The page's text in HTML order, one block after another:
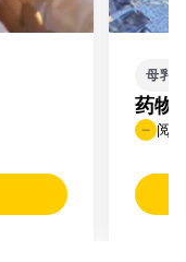
母乳
药物
阅